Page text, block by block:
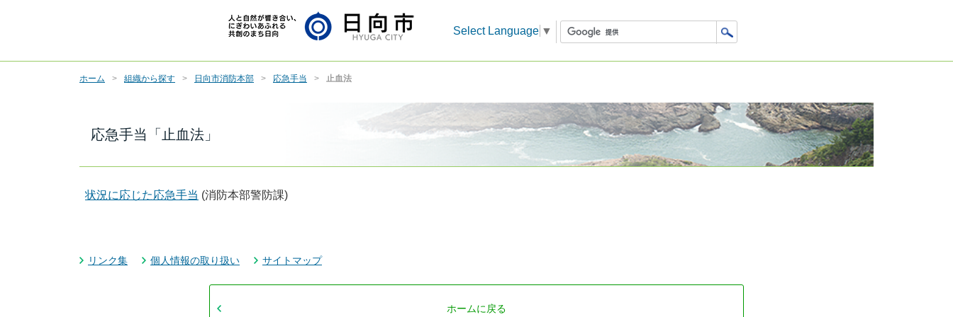
Select Language ▼
ホーム 組織から探す 日向市消防本部 応急手当 止血法
応急手当「止血法」
状況に応じた応急手当 (消防本部警防課)
リンク集 個人情報の取り扱い サイトマップ
ホームに戻る